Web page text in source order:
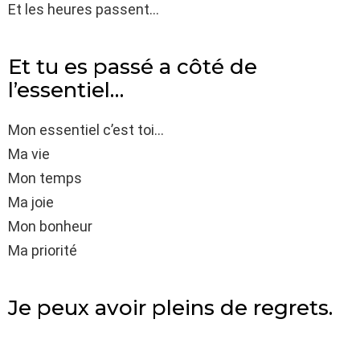
Et les heures passent…
Et tu es passé a côté de
l’essentiel…
Mon essentiel c’est toi…
Ma vie
Mon temps
Ma joie
Mon bonheur
Ma priorité
Je peux avoir pleins de regrets.